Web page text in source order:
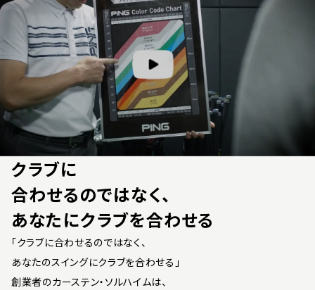
クラブに
合わせるのではなく、
あなたにクラブを合わせる
「クラブに合わせるのではなく、
あなたのスイングにクラブを合わせる」
創業者のカーステン・ソルハイムは、